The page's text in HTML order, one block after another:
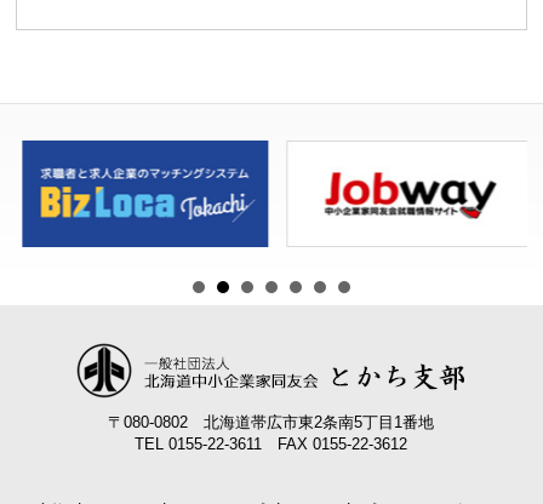
ビ
ー
シ
ョ
ン
〒080-0802 北海道帯広市東2条南5丁目1番地
TEL 0155-22-3611 FAX 0155-22-3612